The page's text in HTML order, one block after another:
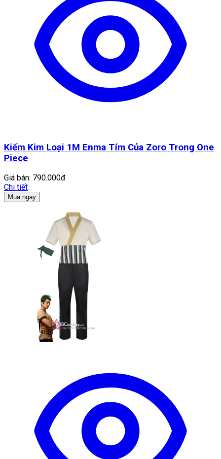
Kiếm Kim Loại 1M Enma Tím Của Zoro Trong One
Piece
Giá bán: 790.000đ
Chi tiết
Mua ngay